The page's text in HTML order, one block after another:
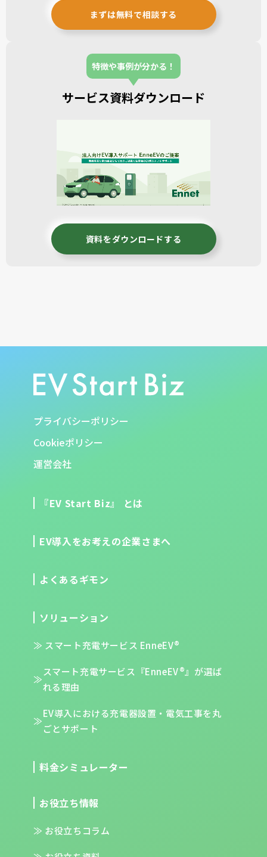
まずは無料で相談する
特徴や事例が分かる！
サービス資料ダウンロード
資料をダウンロードする
プライバシーポリシー
Cookieポリシー
運営会社
『EV Start Biz』 とは
EV導入をお考えの企業さまへ
よくあるギモン
ソリューション
スマート充電サービス EnneEV®
スマート充電サービス『EnneEV®』が選ば
れる理由
EV導入における充電器設置・電気工事を丸
ごとサポート
料金シミュレーター
お役立ち情報
お役立ちコラム